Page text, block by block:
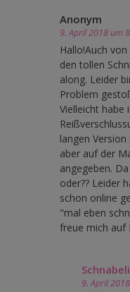
Anonym
9. April 2018 um
Hallo!Auch
den tollen
along. Leider
Problem
Vielleicht habe
langen
aber auf der
angegeben.
oder?? Leider
schon online
"mal eben
freue mich auf
9. April